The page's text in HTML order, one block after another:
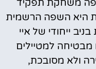
משחקת תפקיד
היא השפה הרשמית
ייחודי של איי
מבטיחה למטיילים
ולא מסובכת,